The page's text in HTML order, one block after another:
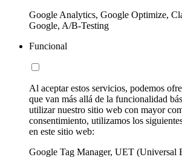
Google Analytics, Google Optimize,
Google, A/B-Testing
Funcional
Al aceptar estos servicios, podemos
que van más allá de la funcionalidad
utilizar nuestro sitio web con mayor
consentimiento, utilizamos los
en este sitio web:
Google Tag Manager, UET (Universal